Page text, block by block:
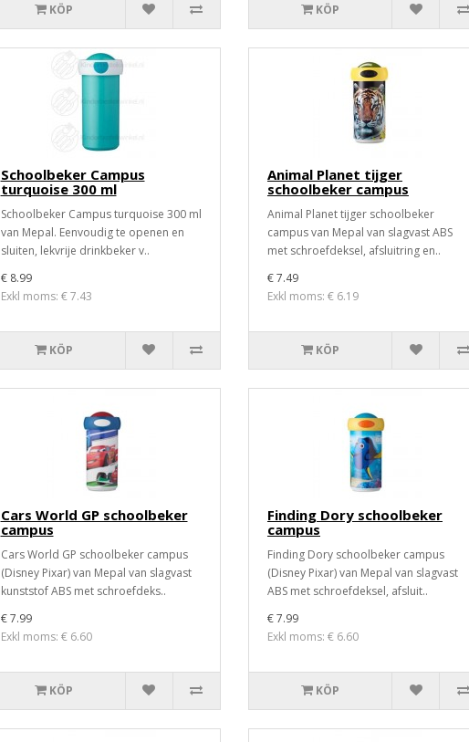
KÖP KÖP
Schoolbeker Campus
turquoise 300 ml
Schoolbeker Campus turquoise 300 ml
van Mepal. Eenvoudig te openen en
sluiten, lekvrije drinkbeker v..
€ 8.99
Exkl moms: € 7.43
KÖP
Animal Planet tijger
schoolbeker campus
Animal Planet tijger schoolbeker
campus van Mepal van slagvast ABS
met schroefdeksel, afsluitring en..
€ 7.49
Exkl moms: € 6.19
KÖP
Cars World GP schoolbeker
campus
Cars World GP schoolbeker campus
(Disney Pixar) van Mepal van slagvast
kunststof ABS met schroefdeks..
€ 7.99
Exkl moms: € 6.60
KÖP
Finding Dory schoolbeker
campus
Finding Dory schoolbeker campus
(Disney Pixar) van Mepal van slagvast
ABS met schroefdeksel, afsluit..
€ 7.99
Exkl moms: € 6.60
KÖP